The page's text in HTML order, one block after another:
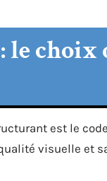
le
est le
visuelle et